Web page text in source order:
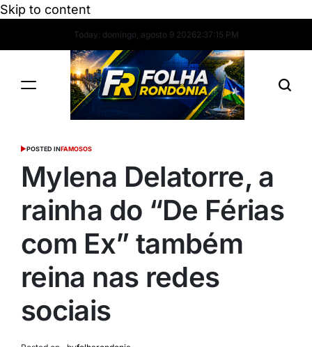
Skip to content
Today: domingo, agosto 9 20262:37:16 PM
POSTED INFAMOSOS
Mylena Delatorre, a
rainha do “De Férias
com Ex” também
reina nas redes
sociais